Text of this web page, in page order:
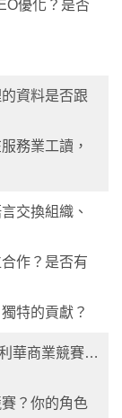
優化？是否
資料是否跟
務業工讀，
交換組織、
作？是否有
特的貢獻？
華商業競賽…
？你的角色